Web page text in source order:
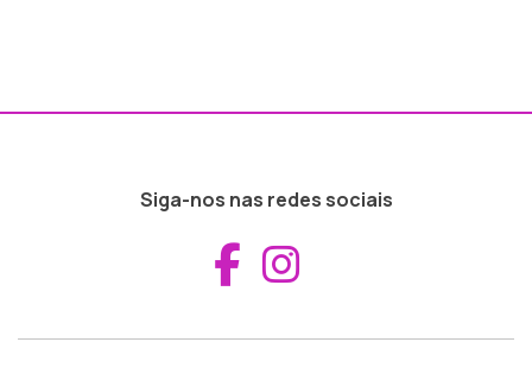
Siga-nos nas redes sociais
Aceder ao